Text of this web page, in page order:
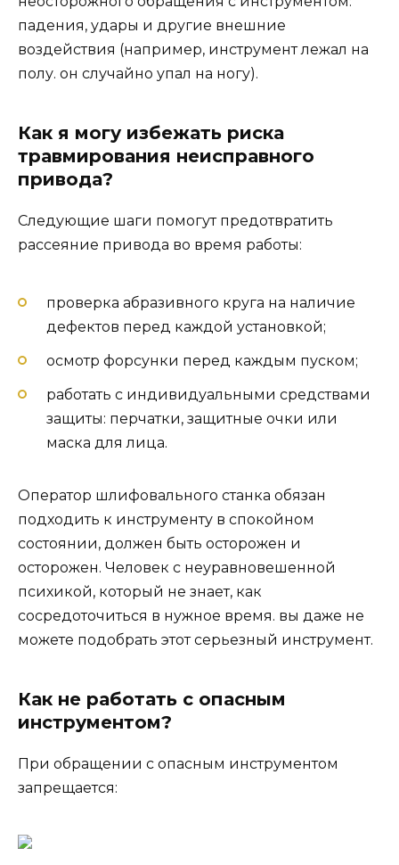
падения, удары и другие внешние
воздействия (например, инструмент лежал на
полу. он случайно упал на ногу).
Как я могу избежать риска
травмирования неисправного
привода?
Следующие шаги помогут предотвратить
рассеяние привода во время работы:
проверка абразивного круга на наличие
дефектов перед каждой установкой;
осмотр форсунки перед каждым пуском;
работать с индивидуальными средствами
защиты: перчатки, защитные очки или
маска для лица.
Оператор шлифовального станка обязан
подходить к инструменту в спокойном
состоянии, должен быть осторожен и
осторожен. Человек с неуравновешенной
психикой, который не знает, как
сосредоточиться в нужное время. вы даже не
можете подобрать этот серьезный инструмент.
Как не работать с опасным
инструментом?
При обращении с опасным инструментом
запрещается: